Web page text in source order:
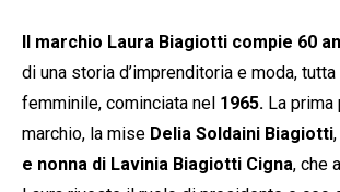
Il marchio Laura Biagiotti compie 60
di una storia d’imprenditoria e moda, tutta
femminile, cominciata nel 1965. La prima
marchio, la mise Delia Soldaini Biagiotti,
e nonna di Lavinia Biagiotti Cigna, che